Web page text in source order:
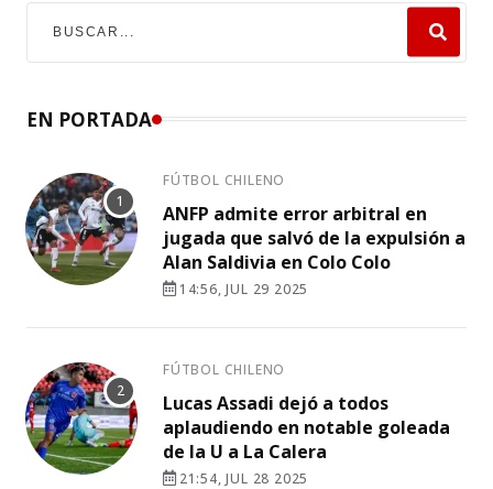
EN PORTADA
FÚTBOL CHILENO
ANFP admite error arbitral en
jugada que salvó de la expulsión a
Alan Saldivia en Colo Colo
14:56, JUL 29 2025
FÚTBOL CHILENO
Lucas Assadi dejó a todos
aplaudiendo en notable goleada
de la U a La Calera
21:54, JUL 28 2025